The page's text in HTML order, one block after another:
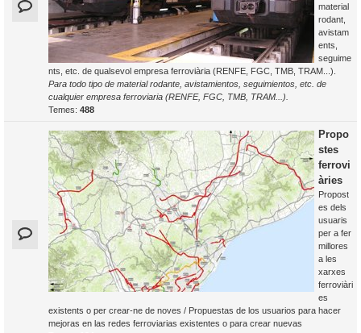
material
rodant,
avistam
ents,
seguime
nts, etc. de qualsevol empresa ferroviària (RENFE, FGC, TMB, TRAM...).
Para todo tipo de material rodante, avistamientos, seguimientos, etc. de
cualquier empresa ferroviaria (RENFE, FGC, TMB, TRAM...).
Temes: 488
Propo
stes
ferrovi
àries
Propost
es dels
usuaris
per a fer
millores
a les
xarxes
ferroviàri
es
existents o per crear-ne de noves / Propuestas de los usuarios para hacer
mejoras en las redes ferroviarias existentes o para crear nuevas